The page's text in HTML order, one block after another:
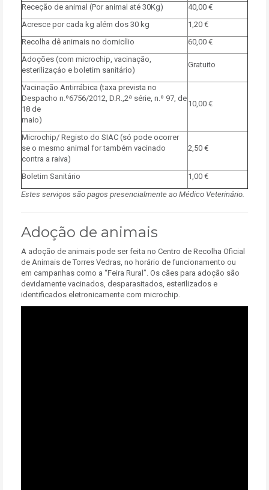
Receção de animal (Por animal até 30Kg)
40,00 €
Acresce por cada kg além dos 30 kg
1,20 €
Recolha dê animais no domicílio
60,00 €
Adoções (com microchip, vacinação,
esterilizaçáo e boletim sanitário)
Gratuito
Vacinação Antirrábica (taxa prevista no
Despacho n.º6756/2012, D.R.,2ª série, n.º 97, de
18 de
maio)
10,00 €
Microchip/ Registo do SIAC (só pode ocorrer
se o mesmo animal for também vacinado
contra a raiva)
2,50 €
Boletim Sanitário
1,00 €
Estes serviços são pagos presencialmente ao Médico Veterinário.
Adoção de animais
A adoção de animais pode ser feita no Centro de Recolha Oficial
de Animais de Torres Vedras, no horário de funcionamento ou
em campanhas como a “Feira Rural”. Os cães para adoção são
devidamente vacinados, desparasitados, esterilizados e
identificados eletronicamente com microchip.